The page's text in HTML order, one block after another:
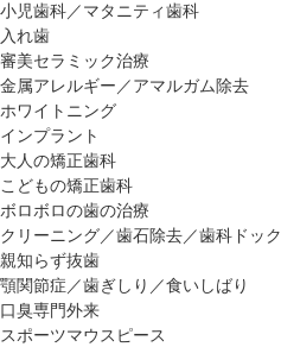
小児歯科／マタニティ歯科
入れ歯
審美セラミック治療
金属アレルギー／アマルガム除去
ホワイトニング
インプラント
大人の矯正歯科
こどもの矯正歯科
ボロボロの歯の治療
クリーニング／歯石除去／歯科ドック
親知らず抜歯
顎関節症／歯ぎしり／食いしばり
口臭専門外来
スポーツマウスピース